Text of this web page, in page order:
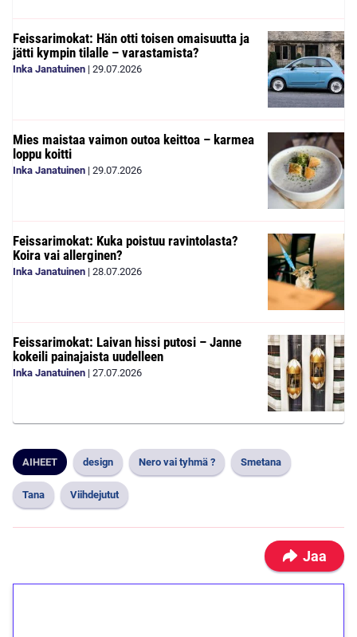
Feissarimokat: Hän otti toisen omaisuutta ja
jätti kympin tilalle – varastamista?
Inka Janatuinen | 29.07.2026
Mies maistaa vaimon outoa keittoa – karmea
loppu koitti
Inka Janatuinen | 29.07.2026
Feissarimokat: Kuka poistuu ravintolasta?
Koira vai allerginen?
Inka Janatuinen | 28.07.2026
Feissarimokat: Laivan hissi putosi – Janne
kokeili painajaista uudelleen
Inka Janatuinen | 27.07.2026
AIHEET design Nero vai tyhmä ? Smetana
Tana Viihdejutut
Jaa